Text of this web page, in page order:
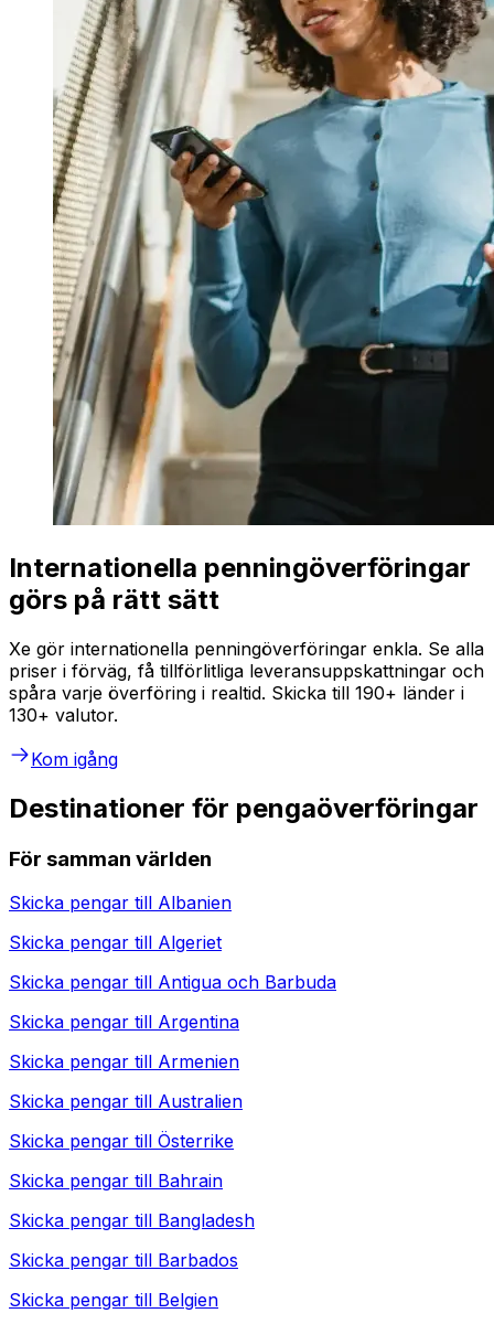
Internationella penningöverföringar
görs på rätt sätt
Xe gör internationella penningöverföringar enkla. Se alla
priser i förväg, få tillförlitliga leveransuppskattningar och
spåra varje överföring i realtid. Skicka till 190+ länder i
130+ valutor.
Kom igång
Destinationer för pengaöverföringar
För samman världen
Skicka pengar till Albanien
Skicka pengar till Algeriet
Skicka pengar till Antigua och Barbuda
Skicka pengar till Argentina
Skicka pengar till Armenien
Skicka pengar till Australien
Skicka pengar till Österrike
Skicka pengar till Bahrain
Skicka pengar till Bangladesh
Skicka pengar till Barbados
Skicka pengar till Belgien